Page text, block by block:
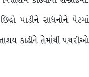
પાડીને સાધનોને પેટમાં
કાઢીને તેમાંથી પથરીઓ